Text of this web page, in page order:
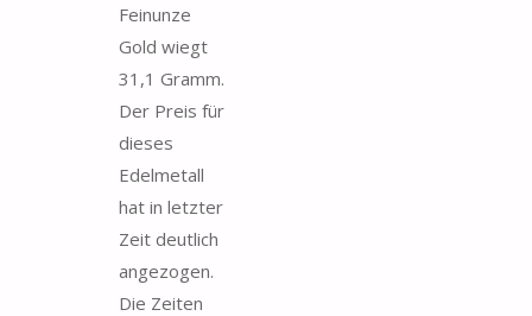
Feinunze
Gold wiegt
31,1 Gramm.
Der Preis für
dieses
Edelmetall
hat in letzter
Zeit deutlich
angezogen.
Die Zeiten